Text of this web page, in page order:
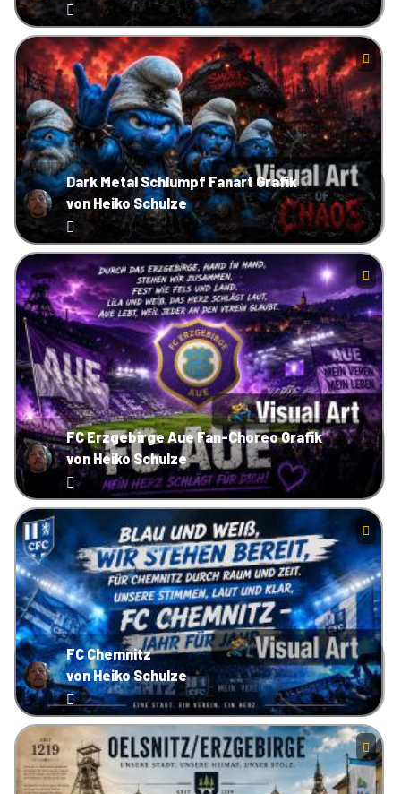
Dark Metal Schlumpf Fanart Grafik
von Heiko Schulze
FC Erzgebirge Aue Fan-Choreo Grafik
von Heiko Schulze
FC Chemnitz
von Heiko Schulze